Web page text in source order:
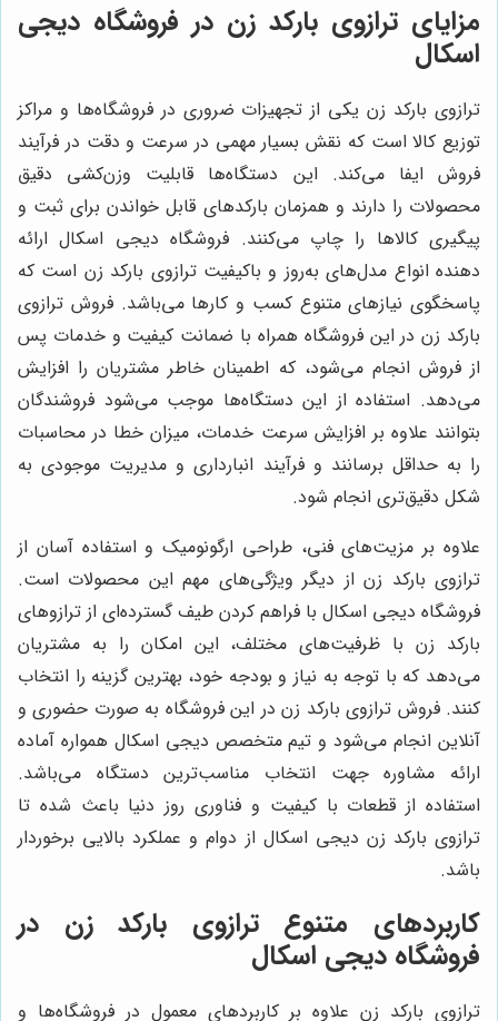
مزایای ترازوی بارکد زن در فروشگاه دیجی
اسکال
ترازوی بارکد زن یکی از تجهیزات ضروری در فروشگاه‌ها و مراکز
توزیع کالا است که نقش بسیار مهمی در سرعت و دقت در فرآیند
فروش ایفا می‌کند. این دستگاه‌ها قابلیت وزن‌کشی دقیق
محصولات را دارند و همزمان بارکدهای قابل خواندن برای ثبت و
پیگیری کالاها را چاپ می‌کنند. فروشگاه دیجی اسکال ارائه
دهنده انواع مدل‌های به‌روز و باکیفیت ترازوی بارکد زن است که
پاسخگوی نیازهای متنوع کسب و کارها می‌باشد. فروش ترازوی
بارکد زن در این فروشگاه همراه با ضمانت کیفیت و خدمات پس
از فروش انجام می‌شود، که اطمینان خاطر مشتریان را افزایش
می‌دهد. استفاده از این دستگاه‌ها موجب می‌شود فروشندگان
بتوانند علاوه بر افزایش سرعت خدمات، میزان خطا در محاسبات
را به حداقل برسانند و فرآیند انبارداری و مدیریت موجودی به
شکل دقیق‌تری انجام شود.
علاوه بر مزیت‌های فنی، طراحی ارگونومیک و استفاده آسان از
ترازوی بارکد زن از دیگر ویژگی‌های مهم این محصولات است.
فروشگاه دیجی اسکال با فراهم کردن طیف گسترده‌ای از ترازوهای
بارکد زن با ظرفیت‌های مختلف، این امکان را به مشتریان
می‌دهد که با توجه به نیاز و بودجه خود، بهترین گزینه را انتخاب
کنند. فروش ترازوی بارکد زن در این فروشگاه به صورت حضوری و
آنلاین انجام می‌شود و تیم متخصص دیجی اسکال همواره آماده
ارائه مشاوره جهت انتخاب مناسب‌ترین دستگاه می‌باشد.
استفاده از قطعات با کیفیت و فناوری روز دنیا باعث شده تا
ترازوی بارکد زن دیجی اسکال از دوام و عملکرد بالایی برخوردار
باشد.
کاربردهای متنوع ترازوی بارکد زن در
فروشگاه دیجی اسکال
ترازوی بارکد زن علاوه بر کاربردهای معمول در فروشگاه‌ها و